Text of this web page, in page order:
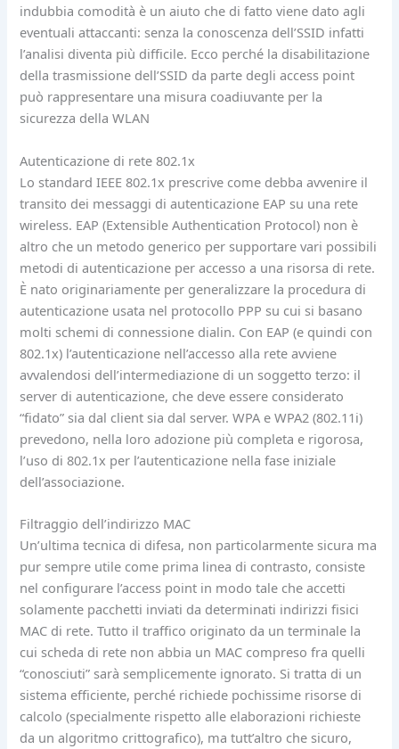
indubbia comodità è un aiuto che di fatto viene dato agli
eventuali attaccanti: senza la conoscenza dell’SSID infatti
l’analisi diventa più difficile. Ecco perché la disabilitazione
della trasmissione dell’SSID da parte degli access point
può rappresentare una misura coadiuvante per la
sicurezza della WLAN
Autenticazione di rete 802.1x
Lo standard IEEE 802.1x prescrive come debba avvenire il
transito dei messaggi di autenticazione EAP su una rete
wireless. EAP (Extensible Authentication Protocol) non è
altro che un metodo generico per supportare vari possibili
metodi di autenticazione per accesso a una risorsa di rete.
È nato originariamente per generalizzare la procedura di
autenticazione usata nel protocollo PPP su cui si basano
molti schemi di connessione dialin. Con EAP (e quindi con
802.1x) l’autenticazione nell’accesso alla rete avviene
avvalendosi dell’intermediazione di un soggetto terzo: il
server di autenticazione, che deve essere considerato
“fidato” sia dal client sia dal server. WPA e WPA2 (802.11i)
prevedono, nella loro adozione più completa e rigorosa,
l’uso di 802.1x per l’autenticazione nella fase iniziale
dell’associazione.
Filtraggio dell’indirizzo MAC
Un’ultima tecnica di difesa, non particolarmente sicura ma
pur sempre utile come prima linea di contrasto, consiste
nel configurare l’access point in modo tale che accetti
solamente pacchetti inviati da determinati indirizzi fisici
MAC di rete. Tutto il traffico originato da un terminale la
cui scheda di rete non abbia un MAC compreso fra quelli
“conosciuti” sarà semplicemente ignorato. Si tratta di un
sistema efficiente, perché richiede pochissime risorse di
calcolo (specialmente rispetto alle elaborazioni richieste
da un algoritmo crittografico), ma tutt’altro che sicuro,